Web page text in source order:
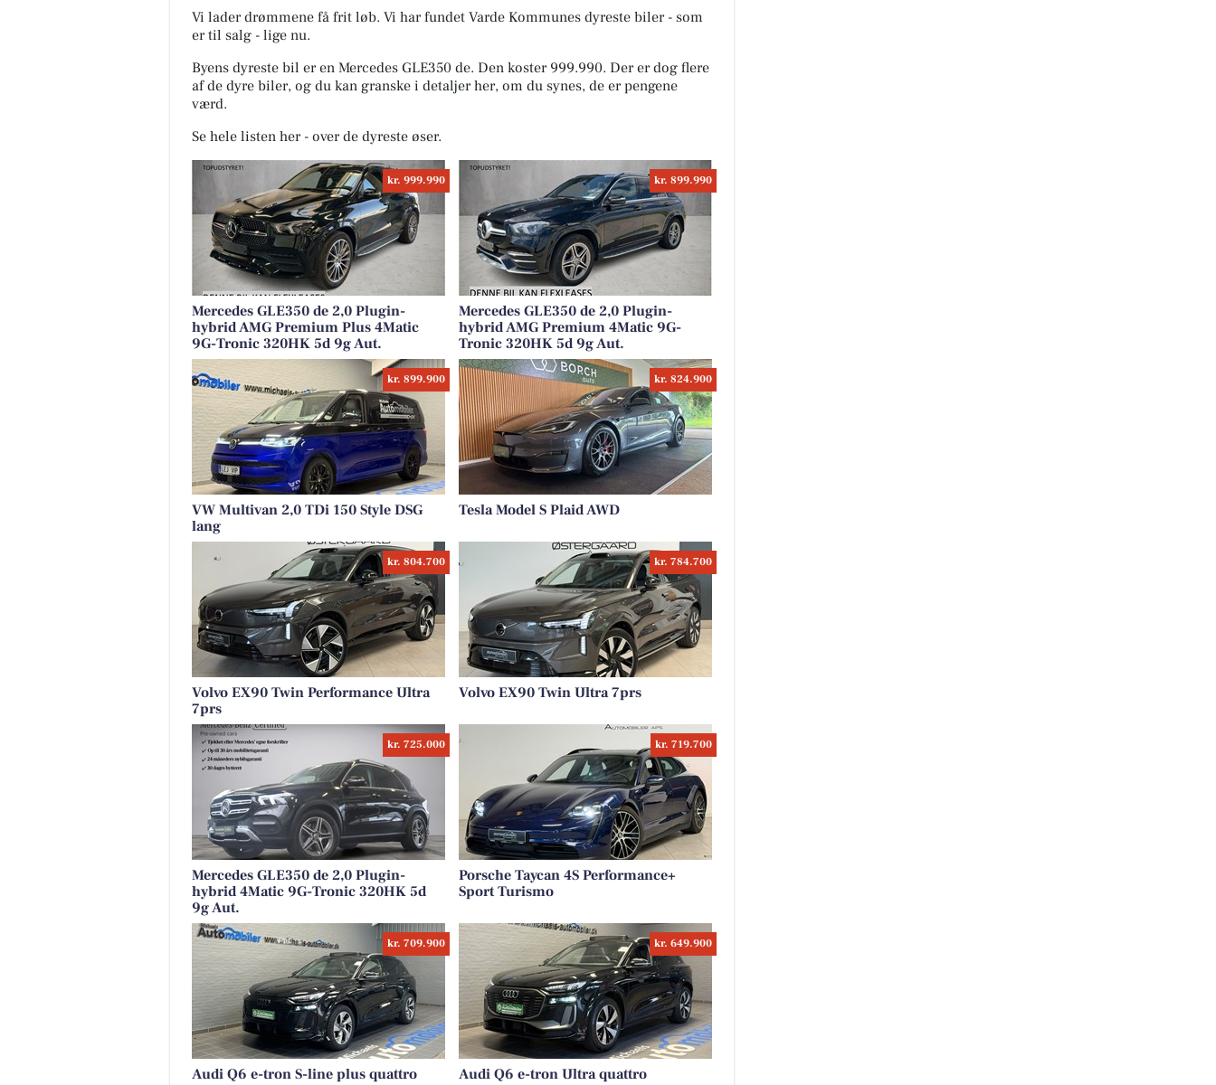
Vi lader drømmene få frit løb. Vi har fundet Varde Kommunes dyreste biler - som
er til salg - lige nu.
Byens dyreste bil er en Mercedes GLE350 de. Den koster 999.990. Der er dog flere
af de dyre biler, og du kan granske i detaljer her, om du synes, de er pengene
værd.
Se hele listen her - over de dyreste øser.
kr. 999.990
Mercedes GLE350 de 2,0 Plugin-
hybrid AMG Premium Plus 4Matic
9G-Tronic 320HK 5d 9g Aut.
kr. 899.990
Mercedes GLE350 de 2,0 Plugin-
hybrid AMG Premium 4Matic 9G-
Tronic 320HK 5d 9g Aut.
kr. 899.900
VW Multivan 2,0 TDi 150 Style DSG
lang
kr. 824.900
Tesla Model S Plaid AWD
kr. 804.700
Volvo EX90 Twin Performance Ultra
7prs
kr. 784.700
Volvo EX90 Twin Ultra 7prs
kr. 725.000
Mercedes GLE350 de 2,0 Plugin-
hybrid 4Matic 9G-Tronic 320HK 5d
9g Aut.
kr. 719.700
Porsche Taycan 4S Performance+
Sport Turismo
kr. 709.900
Audi Q6 e-tron S-line plus quattro
kr. 649.900
Audi Q6 e-tron Ultra quattro